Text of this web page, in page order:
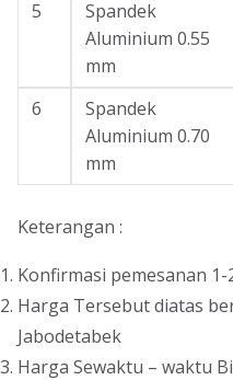
5
Spandek
Aluminium 0.55
mm
6
Spandek
Aluminium 0.70
mm
Keterangan :
Konfirmasi pemesanan
Harga Tersebut diatas
Jabodetabek
Harga Sewaktu – waktu